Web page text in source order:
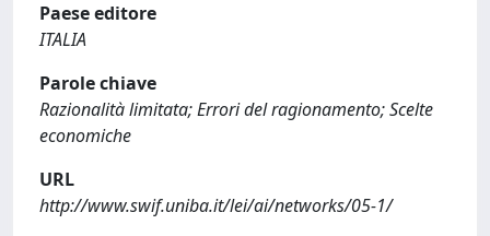
Paese editore
ITALIA
Parole chiave
Razionalità limitata; Errori del ragionamento; Scelte
economiche
URL
http://www.swif.uniba.it/lei/ai/networks/05-1/